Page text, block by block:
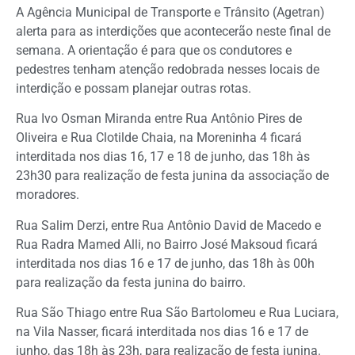
A Agência Municipal de Transporte e Trânsito (Agetran)
alerta para as interdições que acontecerão neste final de
semana. A orientação é para que os condutores e
pedestres tenham atenção redobrada nesses locais de
interdição e possam planejar outras rotas.
Rua Ivo Osman Miranda entre Rua Antônio Pires de
Oliveira e Rua Clotilde Chaia, na Moreninha 4 ficará
interditada nos dias 16, 17 e 18 de junho, das 18h às
23h30 para realização de festa junina da associação de
moradores.
Rua Salim Derzi, entre Rua Antônio David de Macedo e
Rua Radra Mamed Alli, no Bairro José Maksoud ficará
interditada nos dias 16 e 17 de junho, das 18h às 00h
para realização da festa junina do bairro.
Rua São Thiago entre Rua São Bartolomeu e Rua Luciara,
na Vila Nasser, ficará interditada nos dias 16 e 17 de
junho, das 18h às 23h, para realização de festa junina.